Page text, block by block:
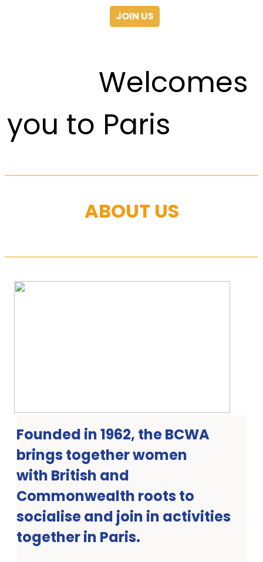
JOIN US
Welcomes
you to Paris
ABOUT US
Founded in 1962, the BCWA
brings together women
with British and
Commonwealth roots to
socialise and join in activities
together in Paris.